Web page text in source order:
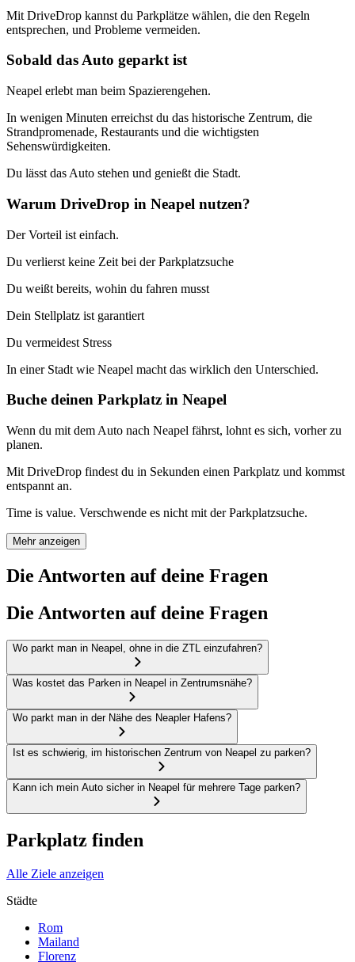
Mit DriveDrop kannst du Parkplätze wählen, die den Regeln
entsprechen, und Probleme vermeiden.
Sobald das Auto geparkt ist
Neapel erlebt man beim Spazierengehen.
In wenigen Minuten erreichst du das historische Zentrum, die
Strandpromenade, Restaurants und die wichtigsten
Sehenswürdigkeiten.
Du lässt das Auto stehen und genießt die Stadt.
Warum DriveDrop in Neapel nutzen?
Der Vorteil ist einfach.
Du verlierst keine Zeit bei der Parkplatzsuche
Du weißt bereits, wohin du fahren musst
Dein Stellplatz ist garantiert
Du vermeidest Stress
In einer Stadt wie Neapel macht das wirklich den Unterschied.
Buche deinen Parkplatz in Neapel
Wenn du mit dem Auto nach Neapel fährst, lohnt es sich, vorher zu
planen.
Mit DriveDrop findest du in Sekunden einen Parkplatz und kommst
entspannt an.
Time is value. Verschwende es nicht mit der Parkplatzsuche.
Mehr anzeigen
Die Antworten auf deine Fragen
Die Antworten auf deine Fragen
Wo parkt man in Neapel, ohne in die ZTL einzufahren?
Was kostet das Parken in Neapel in Zentrumsnähe?
Wo parkt man in der Nähe des Neapler Hafens?
Ist es schwierig, im historischen Zentrum von Neapel zu parken?
Kann ich mein Auto sicher in Neapel für mehrere Tage parken?
Parkplatz finden
Alle Ziele anzeigen
Städte
Rom
Mailand
Florenz